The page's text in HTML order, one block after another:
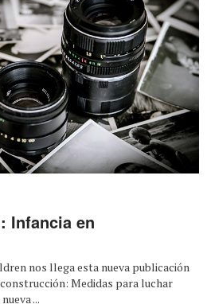
Infancia en
nos llega esta nueva publicación
Medidas para luchar
...